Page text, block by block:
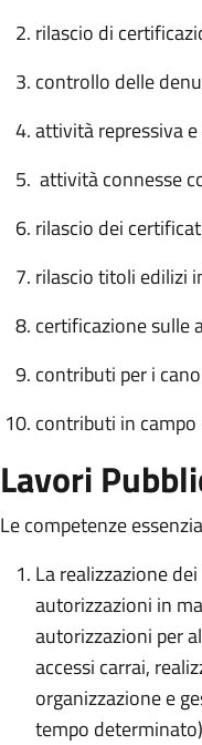
rilascio di
controllo delle
attività repressiva
attività connesse
rilascio dei
rilascio titoli edilizi
certificazione sulle
contributi per i
contributi in
Lavori
Le competenze
La realizzazione
autorizzazioni in
autorizzazioni per
accessi carrai,
organizzazione e
tempo